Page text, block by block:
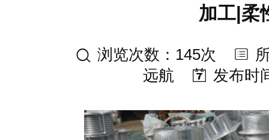
加工|柔
浏览次数：145次
远航
发布时